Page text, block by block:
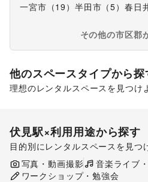
一宮市 （19 ） 半田市 （5） 春日
その他の市区郡
他のスペースタイプから探
理想のレンタルスペースを見つけ
伏見駅×利用用途から探す
目的別にレンタルスペースを見つ
ポップアップストア
食品販売
写真・動画撮影
音楽ライブ
ワークショップ・勉強会